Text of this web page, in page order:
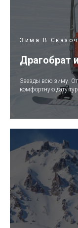
Зима В
Драгобрат
Заезды всю зиму.
комфортную дату